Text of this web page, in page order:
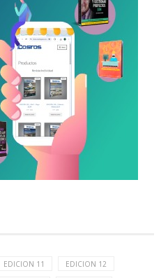
EDICION 11 EDICION 12